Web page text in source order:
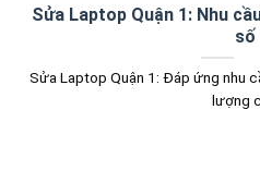
Sửa Laptop Quận 1: Nhu
số
Sửa Laptop Quận 1: Đáp ứng nhu
lượng